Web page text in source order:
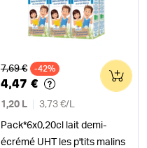
Ancien prix
7,69 € -42%
4,47 €
1,20 L 3,73 €/ L
Pack*6x0,20cl lait demi-
écrémé UHT les p'tits malins
0